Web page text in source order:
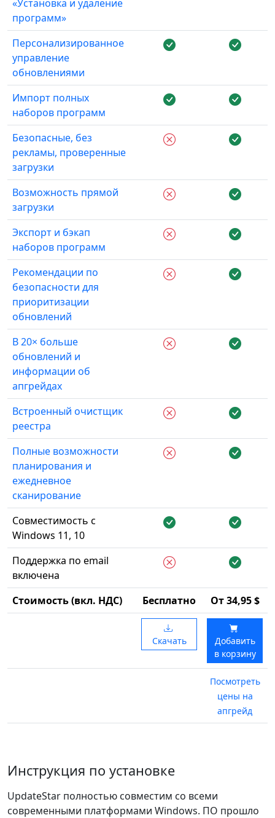
«Установка и удаление
программ»
Персонализированное
управление
обновлениями
Импорт полных
наборов программ
Безопасные, без
рекламы, проверенные
загрузки
Возможность прямой
загрузки
Экспорт и бэкап
наборов программ
Рекомендации по
безопасности для
приоритизации
обновлений
В 20× больше
обновлений и
информации об
апгрейдах
Встроенный очистщик
реестра
Полные возможности
планирования и
ежедневное
сканирование
Совместимость с
Windows 11, 10
Поддержка по email
включена
Стоимость (вкл. НДС)
Бесплатно От 34,95 $
Скачать
Добавить
в корзину
Посмотреть
цены на
апгрейд
Инструкция по установке
UpdateStar полностью совместим со всеми
современными платформами Windows. ПО прошло